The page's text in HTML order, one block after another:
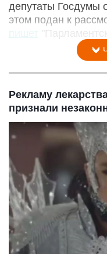
депутаты Госдумы
этом подан к
пишет
Рекламу
признали